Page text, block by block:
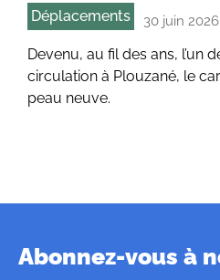
Déplacements 30 juin 2026
Devenu, au fil des ans, l’un
circulation à Plouzané, le
peau neuve.
Abonnez-vous à